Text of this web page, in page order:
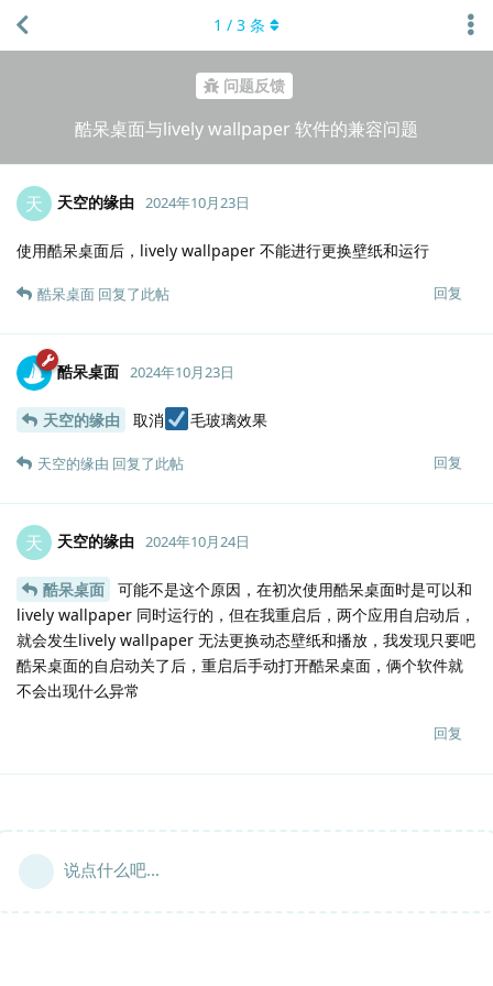
问题反馈
酷呆桌面与lively wallpaper 软件的兼容问题
1 / 3 条
天 天空的缘由 2024年10月23日
使用酷呆桌面后，lively wallpaper 不能进行更换壁纸和运行
回复
酷呆桌面 回复了此帖
酷呆桌面 2024年10月23日
天空的缘由 取消 毛玻璃效果
回复
天空的缘由 回复了此帖
天 天空的缘由 2024年10月24日
酷呆桌面
可能不是这个原因，在初次使用酷呆桌面时是可以和
lively wallpaper 同时运行的，但在我重启后，两个应用自启动后，
就会发生lively wallpaper 无法更换动态壁纸和播放，我发现只要吧
酷呆桌面的自启动关了后，重启后手动打开酷呆桌面，俩个软件就
不会出现什么异常
回复
说点什么吧...